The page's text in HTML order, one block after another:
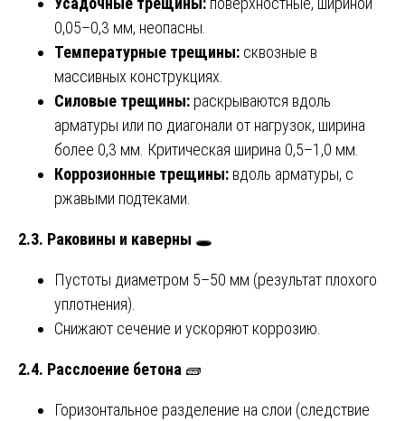
0,05–0,3 мм, неопасны.
Температурные трещины: сквозные в
массивных конструкциях.
Силовые трещины: раскрываются вдоль
арматуры или по диагонали от нагрузок, ширина
более 0,3 мм. Критическая ширина 0,5–1,0 мм.
Коррозионные трещины: вдоль арматуры, с
ржавыми подтеками.
2.3. Раковины и каверны 🕳️
Пустоты диаметром 5–50 мм (результат плохого
уплотнения).
Снижают сечение и ускоряют коррозию.
2.4. Расслоение бетона 🧱
Горизонтальное разделение на слои (следствие